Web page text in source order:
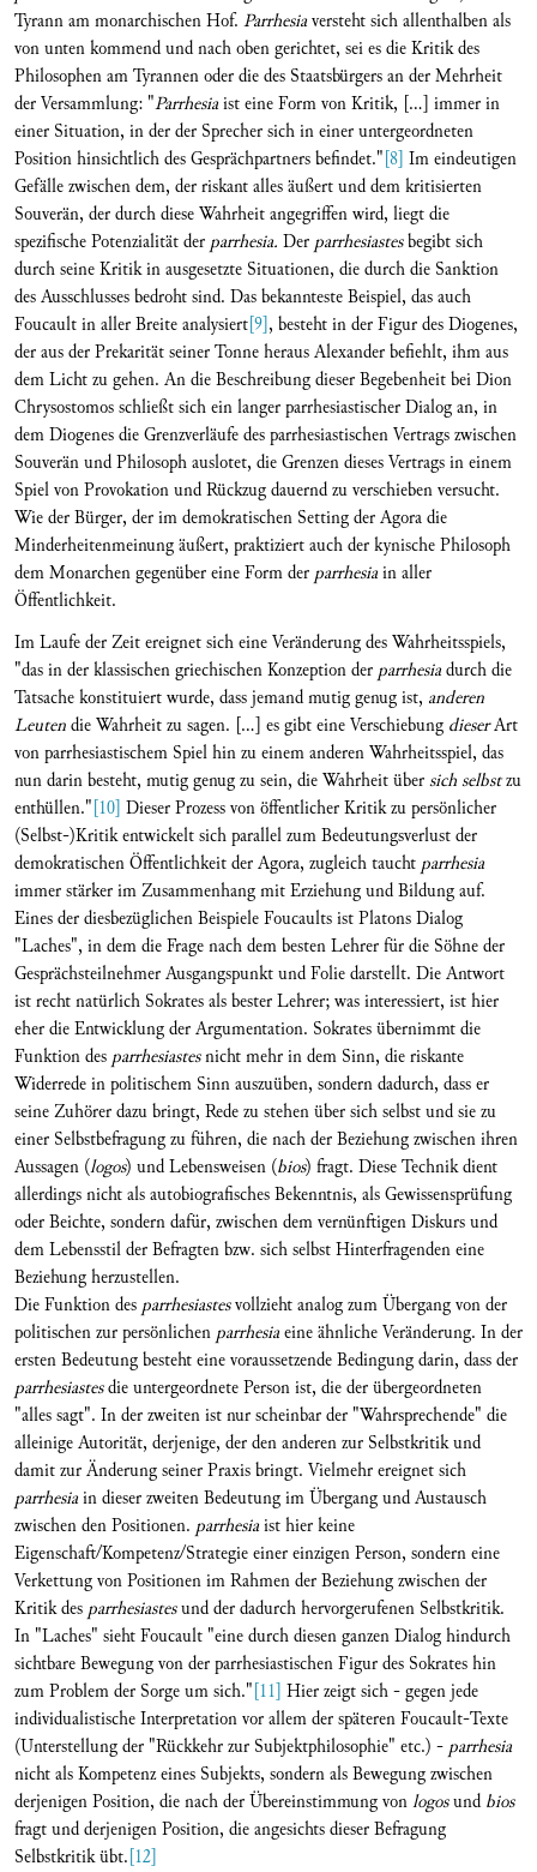
Tyrann am monarchischen Hof. Parrhesiaversteht sich allenthalben als
von unten kommend und nach oben gerichtet, sei es die Kritik des
Philosophen am Tyrannen oder die des Staatsbürgers an der Mehrheit
der Versammlung: "Parrhesiaist eine Form von Kritik, [...] immer in
einer Situation, in der der Sprecher sich in einer untergeordneten
Position hinsichtlich des Gesprächpartners befindet."[8] Im eindeutigen
Gefälle zwischen dem, der riskant alles äußert und dem kritisierten
Souverän, der durch diese Wahrheit angegriffen wird, liegt die
spezifische Potenzialität der parrhesia. Der parrhesiastesbegibt sich
durch seine Kritik in ausgesetzte Situationen, die durch die Sanktion
des Ausschlusses bedroht sind. Das bekannteste Beispiel, das auch
Foucault in aller Breite analysiert[9], besteht in der Figur des Diogenes,
der aus der Prekarität seiner Tonne heraus Alexander befiehlt, ihm aus
dem Licht zu gehen. An die Beschreibung dieser Begebenheit bei Dion
Chrysostomos schließt sich ein langer parrhesiastischer Dialog an, in
dem Diogenes die Grenzverläufe des parrhesiastischen Vertrags zwischen
Souverän und Philosoph auslotet, die Grenzen dieses Vertrags in einem
Spiel von Provokation und Rückzug dauernd zu verschieben versucht.
Wie der Bürger, der im demokratischen Setting der Agora die
Minderheitenmeinung äußert, praktiziert auch der kynische Philosoph
dem Monarchen gegenüber eine Form der parrhesiain aller
Öffentlichkeit.
Im Laufe der Zeit ereignet sich eine Veränderung des Wahrheitsspiels,
"das in der klassischen griechischen Konzeption der parrhesiadurch die
Tatsache konstituiert wurde, dass jemand mutig genug ist, anderen
Leutendie Wahrheit zu sagen. [...] es gibt eine Verschiebung dieserArt
von parrhesiastischem Spiel hin zu einem anderen Wahrheitsspiel, das
nun darin besteht, mutig genug zu sein, die Wahrheit übersich selbstzu
enthüllen."[10] Dieser Prozess von öffentlicher Kritik zu persönlicher
(Selbst-)Kritik entwickelt sich parallel zum Bedeutungsverlust der
demokratischen Öffentlichkeit der Agora, zugleich taucht parrhesia
immer stärker im Zusammenhang mit Erziehung und Bildung auf.
Eines der diesbezüglichen Beispiele Foucaults ist Platons Dialog
"Laches", in dem die Frage nach dem besten Lehrer für die Söhne der
Gesprächsteilnehmer Ausgangspunkt und Folie darstellt. Die Antwort
ist recht natürlich Sokrates als bester Lehrer; was interessiert, ist hier
eher die Entwicklung der Argumentation. Sokrates übernimmt die
Funktion des parrhesiastesnicht mehr in dem Sinn, die riskante
Widerrede in politischem Sinn auszuüben, sondern dadurch, dass er
seine Zuhörer dazu bringt, Rede zu stehen über sich selbst und sie zu
einer Selbstbefragung zu führen, die nach der Beziehung zwischen ihren
Aussagen (logos) und Lebensweisen (bios) fragt. Diese Technik dient
allerdings nicht als autobiografisches Bekenntnis, als Gewissensprüfung
oder Beichte, sondern dafür, zwischen dem vernünftigen Diskurs und
dem Lebensstil der Befragten bzw. sich selbst Hinterfragenden eine
Beziehung herzustellen.
Die Funktion des parrhesiastesvollzieht analog zum Übergang von der
politischen zur persönlichen parrhesiaeine ähnliche Veränderung. In der
ersten Bedeutung besteht eine voraussetzende Bedingung darin, dass der
parrhesiastesdie untergeordnete Person ist, die der übergeordneten
"alles sagt". In der zweiten ist nur scheinbar der "Wahrsprechende" die
alleinige Autorität, derjenige, der den anderen zur Selbstkritik und
damit zur Änderung seiner Praxis bringt. Vielmehr ereignet sich
parrhesiain dieser zweiten Bedeutung im Übergang und Austausch
zwischen den Positionen. parrhesiaist hier keine
Eigenschaft/Kompetenz/Strategie einer einzigen Person, sondern eine
Verkettung von Positionen im Rahmen der Beziehung zwischen der
Kritik des parrhesiastesund der dadurch hervorgerufenen Selbstkritik.
In "Laches" sieht Foucault "eine durch diesen ganzen Dialog hindurch
sichtbare Bewegung von der parrhesiastischen Figur des Sokrates hin
zum Problem der Sorge um sich."[11] Hier zeigt sich - gegen jede
individualistische Interpretation vor allem der späteren Foucault-Texte
(Unterstellung der "Rückkehr zur Subjektphilosophie" etc.) - parrhesia
nicht als Kompetenz eines Subjekts, sondern als Bewegung zwischen
derjenigen Position, die nach der Übereinstimmung vonlogosund bios
fragt und derjenigen Position, die angesichts dieser Befragung
Selbstkritik übt.[12]